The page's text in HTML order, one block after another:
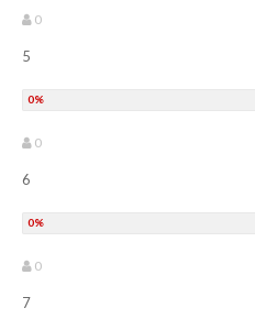
0
5
0
6
0
7